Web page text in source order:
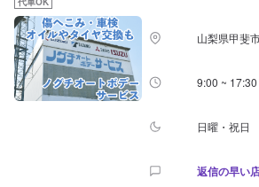
山梨県甲斐
9:00 ~ 17:30
日曜・祝日
返信の早い